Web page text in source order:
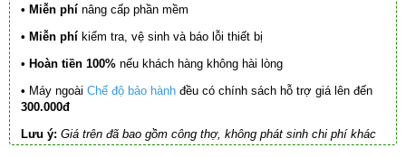
• Miễn phí nâng cấp phần mềm
• Miễn phí kiểm tra, vệ sinh và báo lỗi thiết bị
• Hoàn tiền 100% nếu khách hàng không hài lòng
• Máy ngoài Chế độ bảo hành đều có chính sách hỗ trợ giá lên đến
300.000đ
Lưu ý: Giá trên đã bao gồm công thợ, không phát sinh chi phí khác